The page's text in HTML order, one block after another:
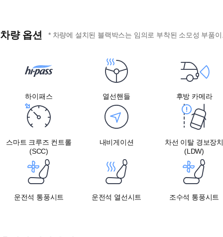
차량 옵션 * 차량에 설치된 블랙박스는 임의로 부착된 소모성 부품
하이패스 열선핸들 후방 카메라
스마트 크루즈 컨트롤
(SCC)
내비게이션
차선 이탈 경보장치
(LDW)
운전석 통풍시트 운전석 열선시트 조수석 통풍시트